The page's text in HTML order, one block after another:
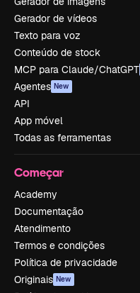
Gerador de vídeos
Texto para voz
Conteúdo de stock
MCP para Claude/ChatGPT
Agentes New
API
App móvel
Todas as ferramentas
Começar
Academy
Documentação
Atendimento
Termos e condições
Política de privacidade
Originais New